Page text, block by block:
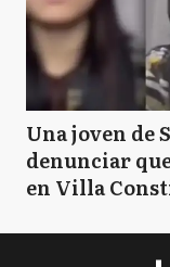
Una joven de
denunciar
en Villa